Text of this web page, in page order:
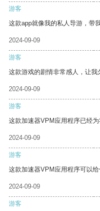
游客
这款app就像我的私人导游，带
2024-09-09
游客
这款游戏的剧情非常感人，让我
2024-09-09
游客
这款加速器VPM应用程序已经
2024-09-09
游客
这款加速器VPM应用程序可以
2024-09-09
游客